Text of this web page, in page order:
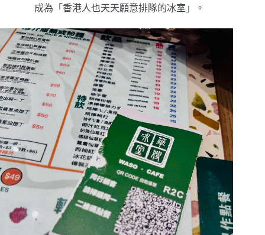
成為「香港人也天天願意排隊的冰室」。